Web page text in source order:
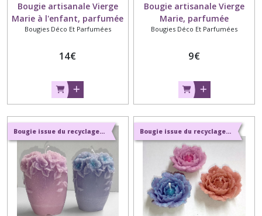
Bougie artisanale Vierge
Marie à l'enfant, parfumée
Bougies Déco Et Parfumées
14€
Bougie artisanale Vierge
Marie, parfumée
Bougies Déco Et Parfumées
9€
Bougie issue du recyclage et parfums naturels de Grasse Bougie issue du recyclage et parfums naturels de Grasse